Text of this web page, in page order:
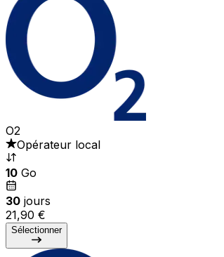
O2
Opérateur local
10 Go
30 jours
21,90 €
Sélectionner